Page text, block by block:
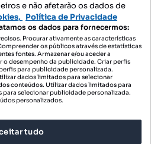
NOS:
NA:
e não afetarão os dados de
Política de Privacidade
os dados para fornecermos:
Procurar ativamente as características
os públicos através de estatísticas
fontes. Armazenar e/ou aceder a
desempenho da publicidade. Criar perfis
para publicidade personalizada.
dados limitados para selecionar
conteúdos. Utilizar dados limitados para
selecionar publicidade personalizada.
personalizados.
tudo